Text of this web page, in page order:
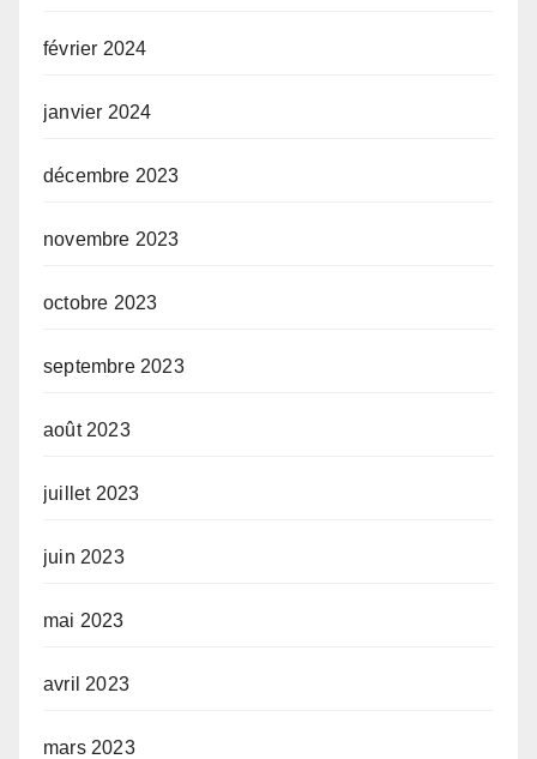
février 2024
janvier 2024
décembre 2023
novembre 2023
octobre 2023
septembre 2023
août 2023
juillet 2023
juin 2023
mai 2023
avril 2023
mars 2023